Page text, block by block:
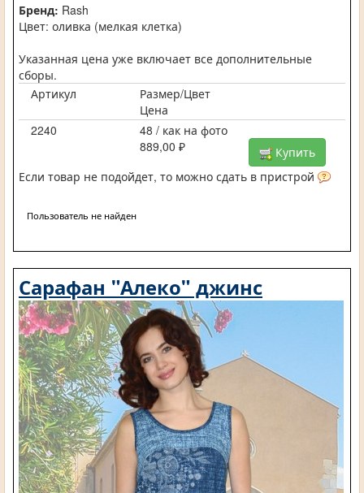
Бренд: Rash
Цвет: оливка (мелкая клетка)
Указанная цена уже включает все дополнительные
сборы.
Артикул
Размер/Цвет
Цена
2240
48 / как на фото
889,00 ₽
Купить
Если товар не подойдет, то можно сдать в пристрой
Пользователь не найден
Сарафан "Алеко" джинс